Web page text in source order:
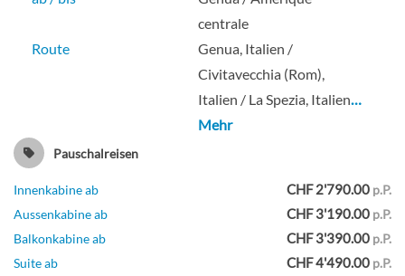
centrale
Route
Genua, Italien /
Civitavecchia (Rom),
Italien / La Spezia, Italien…
Mehr
Pauschalreisen
Innenkabine ab CHF 2'790.00 p.P.
Aussenkabine ab
CHF 3'190.00 p.P.
Balkonkabine ab
CHF 3'390.00 p.P.
Suite ab
CHF 4'490.00 p.P.